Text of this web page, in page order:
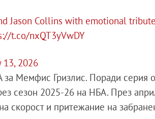
Jason Collins with emotional
t.co/nxQT3yVwDY
13, 2026
Мемфис Гризлис. Поради серия
сезон 2025-26 на НБА. През
скорост и притежание на